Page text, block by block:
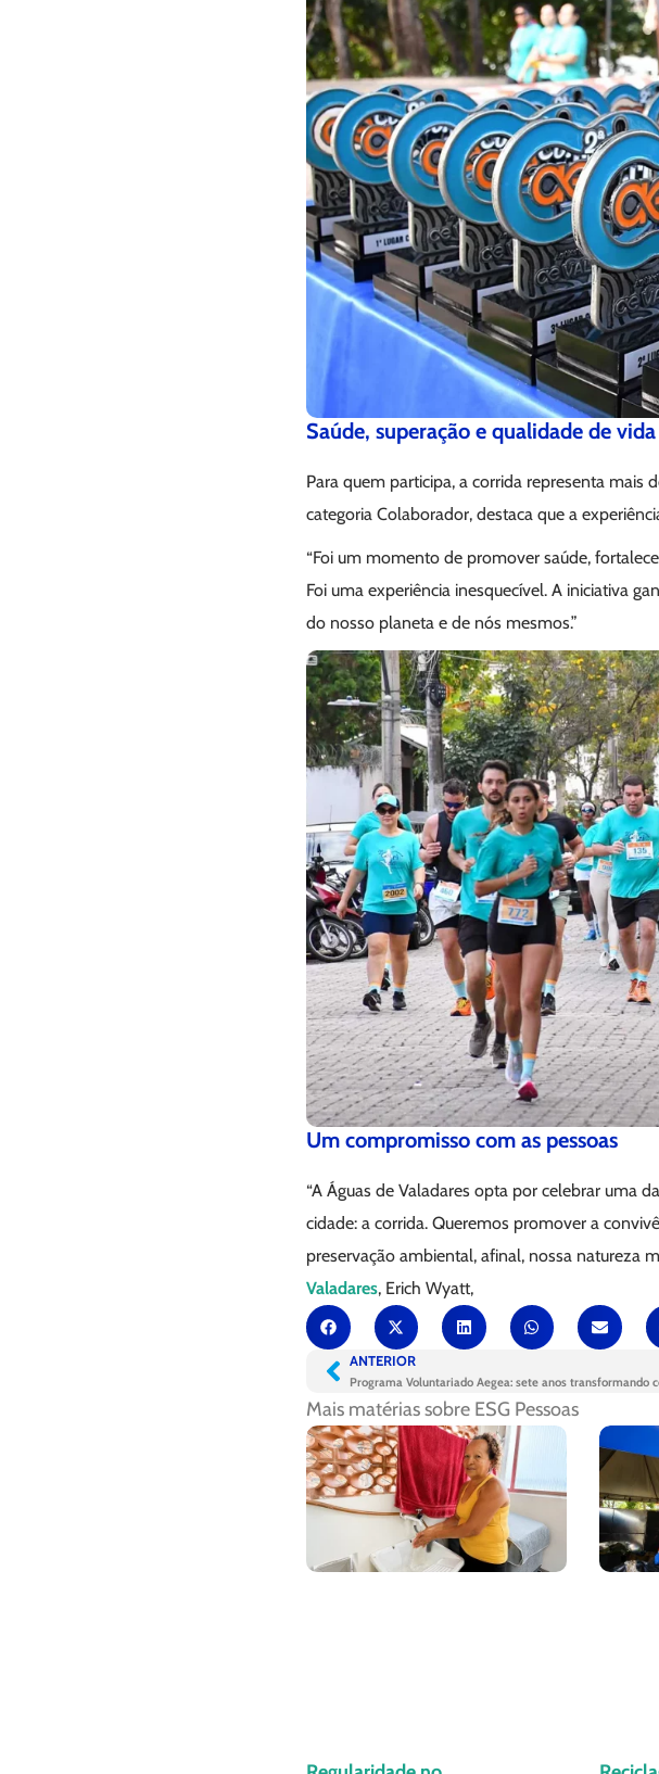
Saúde, superação e qualidade de vida
Para quem participa, a corrida representa mais
categoria Colaborador, destaca que a
“Foi um momento de promover saúde,
Foi uma experiência inesquecível. A iniciativa
do nosso planeta e de nós mesmos.”
Um compromisso com as pessoas
“A Águas de Valadares opta por celebrar uma
cidade: a corrida. Queremos promover a
preservação ambiental, afinal, nossa natureza
Valadares, Erich Wyatt,
ANTERIOR
Programa Voluntariado Aegea: sete anos transformando
Mais matérias sobre ESG Pessoas